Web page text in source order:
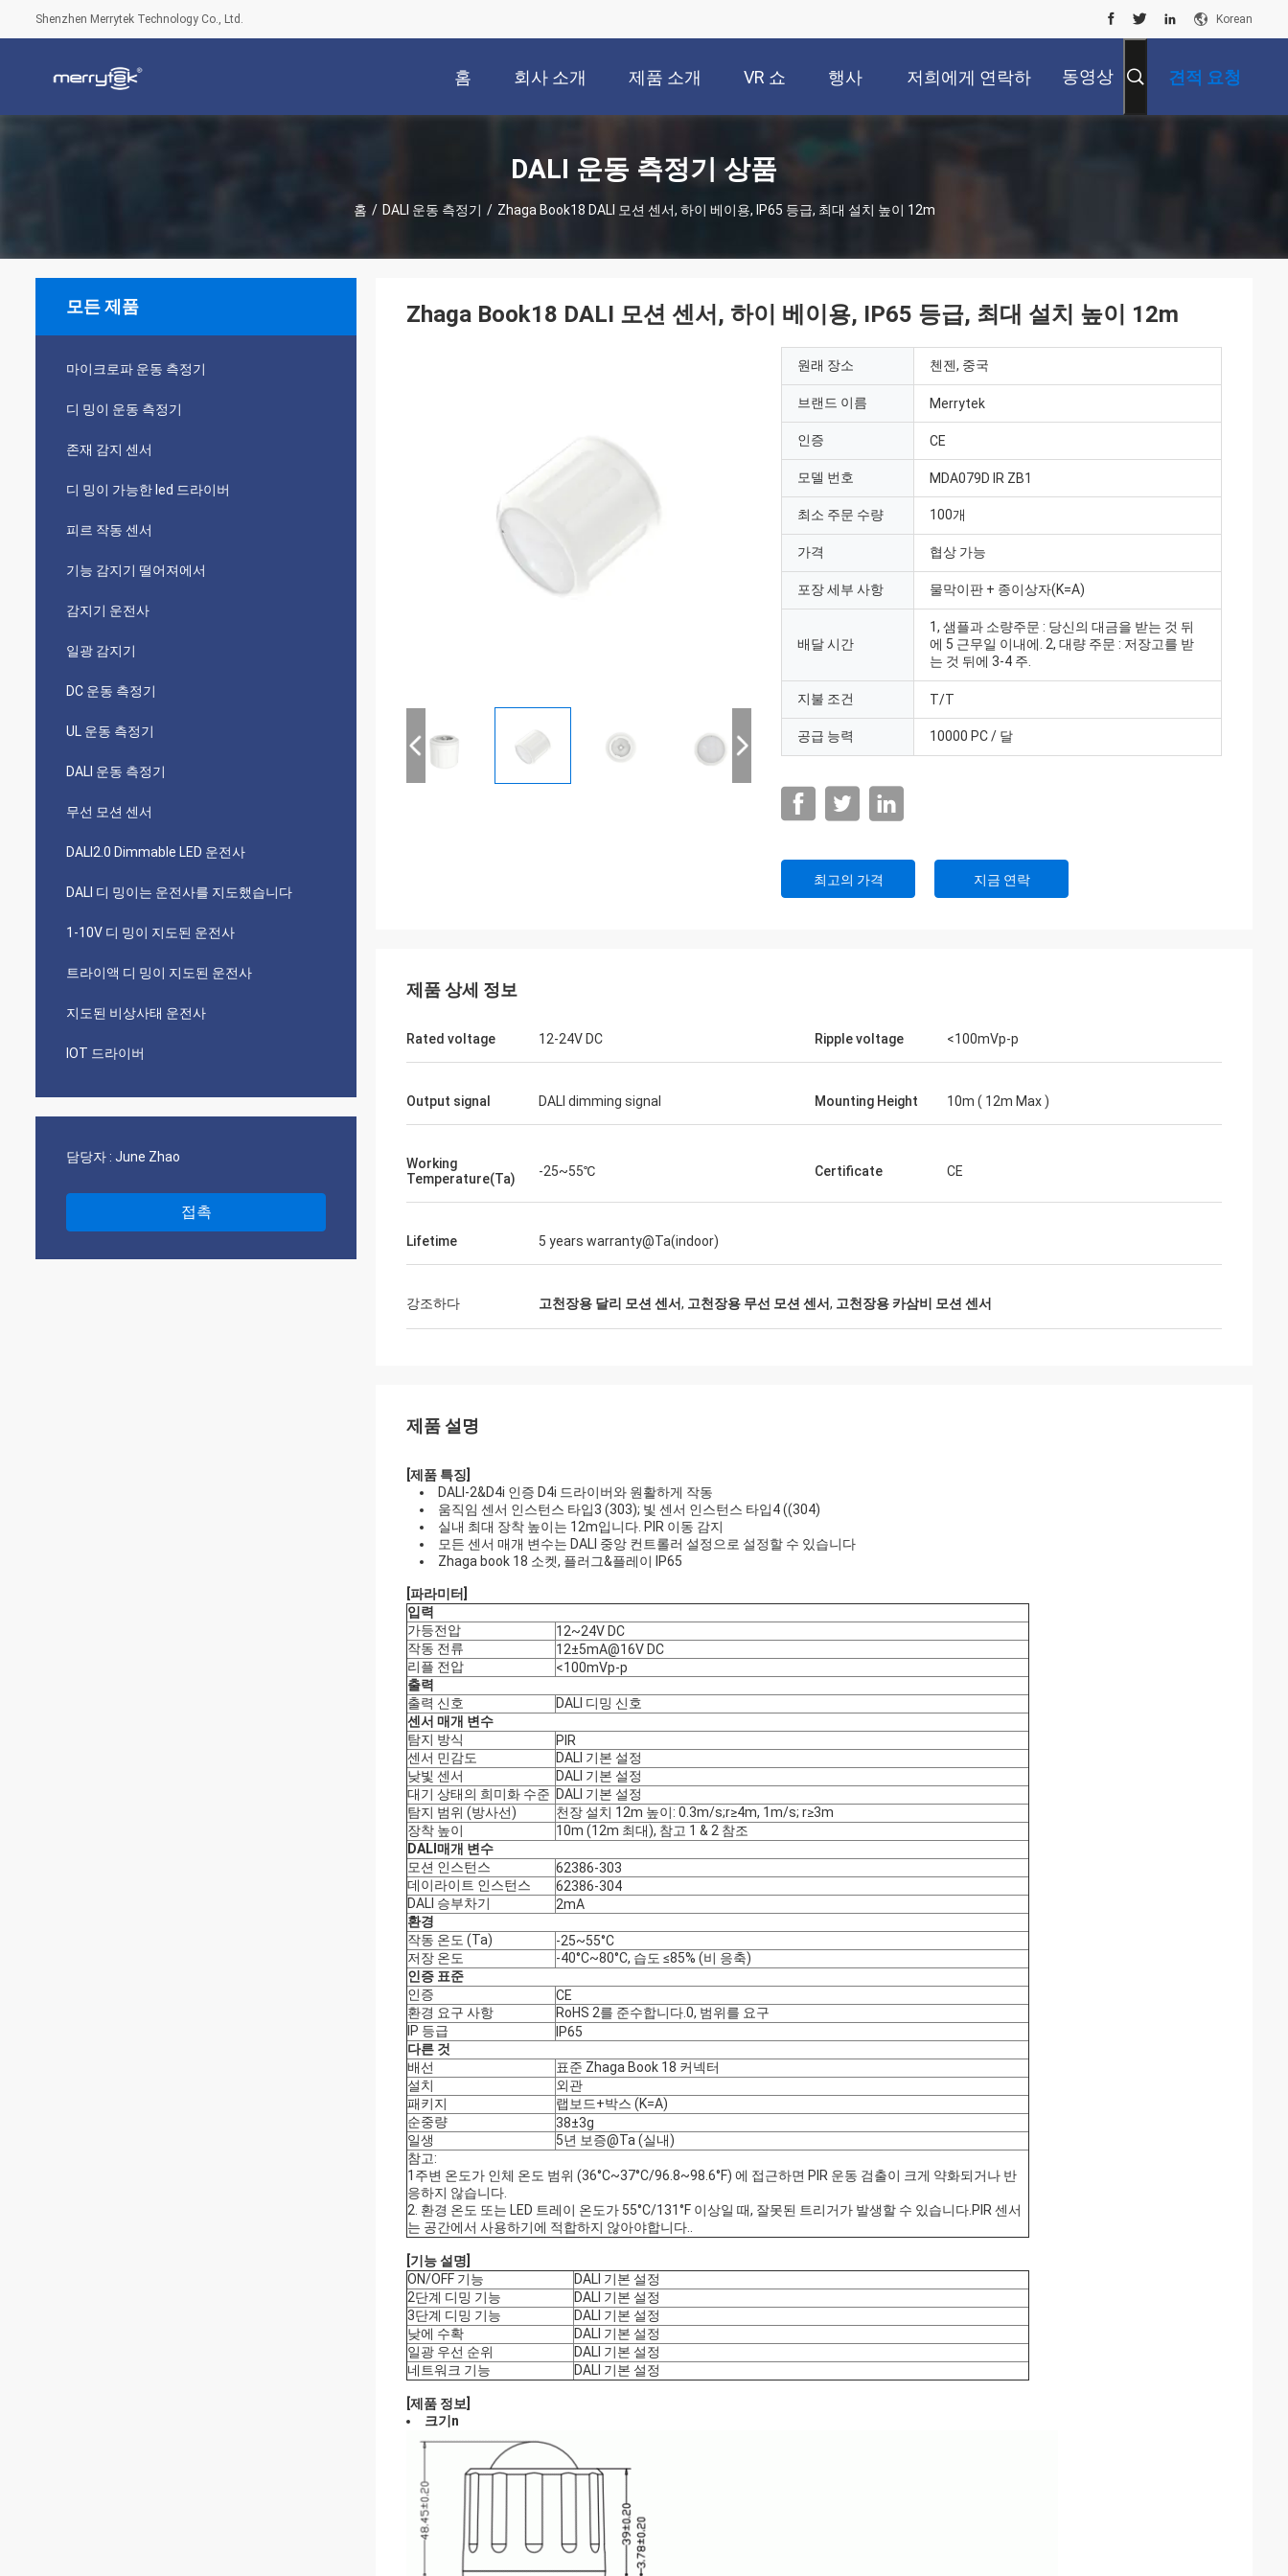
Shenzhen Merrytek Technology Co., Ltd. Korean
홈 회사 소개 제품 소개 VR 쇼 행사 저희에게 연락하 동영상 견적 요청
DALI 운동 측정기 상품
홈 / DALI 운동 측정기 / Zhaga Book18 DALI 모션 센서, 하이 베이용, IP65 등급, 최대 설치 높이 12m
모든 제품
마이크로파 운동 측정기
디 밍이 운동 측정기
존재 감지 센서
디 밍이 가능한 led 드라이버
피르 작동 센서
기능 감지기 떨어져에서
감지기 운전사
일광 감지기
DC 운동 측정기
UL 운동 측정기
DALI 운동 측정기
무선 모션 센서
DALI2.0 Dimmable LED 운전사
DALI 디 밍이는 운전사를 지도했습니다
1-10V 디 밍이 지도된 운전사
트라이액 디 밍이 지도된 운전사
지도된 비상사태 운전사
IOT 드라이버
담당자 : June Zhao
접촉
Zhaga Book18 DALI 모션 센서, 하이 베이용, IP65 등급, 최대 설치 높이 12m
원래 장소 첸젠, 중국
브랜드 이름 Merrytek
인증 CE
모델 번호 MDA079D IR ZB1
최소 주문 수량 100개
가격 협상 가능
포장 세부 사항 물막이판 + 종이상자(K=A)
배달 시간
1, 샘플과 소량주문 : 당신의 대금을 받는 것 뒤
에 5 근무일 이내에. 2, 대량 주문 : 저장고를 받
는 것 뒤에 3-4 주.
지불 조건 T/T
공급 능력 10000 PC / 달
최고의 가격 지금 연락
제품 상세 정보
Rated voltage 12-24V DC Ripple voltage <100mVp-p
Output signal DALI dimming signal Mounting Height 10m ( 12m Max )
Working
Temperature(Ta)
-25~55℃ Certificate CE
Lifetime 5 years warranty@Ta(indoor)
강조하다 고천장용 달리 모션 센서, 고천장용 무선 모션 센서, 고천장용 카삼비 모션 센서
제품 설명
[제품 특징]
DALI-2&D4i 인증 D4i 드라이버와 원활하게 작동
움직임 센서 인스턴스 타입3 (303); 빛 센서 인스턴스 타입4 ((304)
실내 최대 장착 높이는 12m입니다. PIR 이동 감지
모든 센서 매개 변수는 DALI 중앙 컨트롤러 설정으로 설정할 수 있습니다
Zhaga book 18 소켓, 플러그&플레이 IP65
[파라미터]
입력
가등전압
12~24V DC
작동 전류
12±5mA@16V DC
리플 전압
<100mVp-p
출력
출력 신호
DALI 디밍 신호
센서 매개 변수
탐지 방식
PIR
센서 민감도
DALI 기본 설정
낮빛 센서
DALI 기본 설정
대기 상태의 희미화 수준 DALI 기본 설정
탐지 범위 (방사선)
천장 설치 12m 높이: 0.3m/s;r≥4m, 1m/s; r≥3m
장착 높이
10m (12m 최대), 참고 1 & 2 참조
DALI 매개 변수
모션 인스턴스
62386-303
데이라이트 인스턴스
62386-304
DALI 승부차기
2mA
환경
작동 온도 (Ta)
-25~55°C
저장 온도
-40°C~80°C, 습도 ≤85% (비 응축)
인증 표준
인증
CE
환경 요구 사항
RoHS 2를 준수합니다.0, 범위를 요구
IP 등급
IP65
다른 것
배선
표준 Zhaga Book 18 커넥터
설치
외관
패키지
랩보드+박스 (K=A)
순중량
38±3g
일생
5년 보증@Ta (실내)
참고:
1주변 온도가 인체 온도 범위 (36°C~37°C/96.8~98.6°F) 에 접근하면 PIR 운동 검출이 크게 약화되거나 반
응하지 않습니다.
2. 환경 온도 또는 LED 트레이 온도가 55°C/131°F 이상일 때, 잘못된 트리거가 발생할 수 있습니다.PIR 센서
는 공간에서 사용하기에 적합하지 않아야합니다..
[기능 설명]
ON/OFF 기능
DALI 기본 설정
2단계 디밍 기능
DALI 기본 설정
3단계 디밍 기능
DALI 기본 설정
낮에 수확
DALI 기본 설정
일광 우선 순위
DALI 기본 설정
네트워크 기능
DALI 기본 설정
[제품 정보]
크기 n